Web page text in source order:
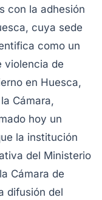
con la adhesión
cuya sede
como un
violencia de
en Huesca,
Cámara,
hoy un
la institución
del Ministerio
Cámara de
difusión del